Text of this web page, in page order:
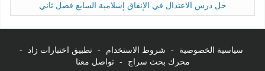
حل درس الاعتدال في الإنفاق إسلامية السابع فصل ثاني
سياسية الخصوصية - شروط الاستخدام - تطبيق اختبارات زاد
-
محرك بحث سراج
- تواصل معنا